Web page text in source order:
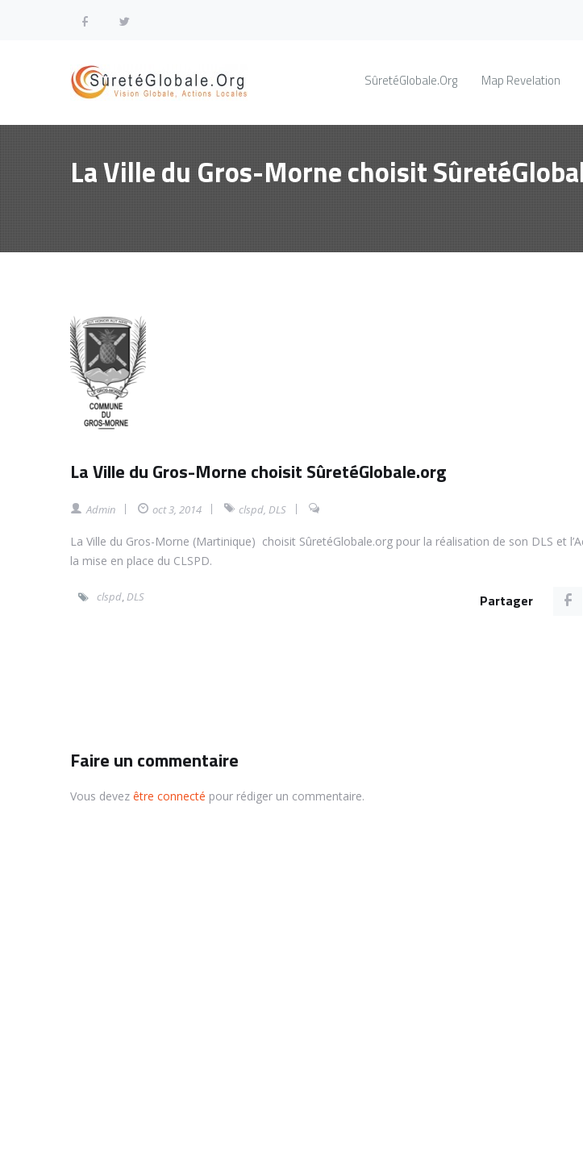
SûretéGlobale.Org Map Revelation
La Ville du Gros-Morne choisit
La Ville du Gros-Morne choisit SûretéGlobale.org
Admin oct 3, 2014 clspd, DLS
La Ville du Gros-Morne (Martinique) choisit SûretéGlobale.org pour la réalisation de son DLS et
la mise en place du CLSPD.
clspd,DLS Partager
Faire un commentaire
Vous devez être connecté pour rédiger un commentaire.